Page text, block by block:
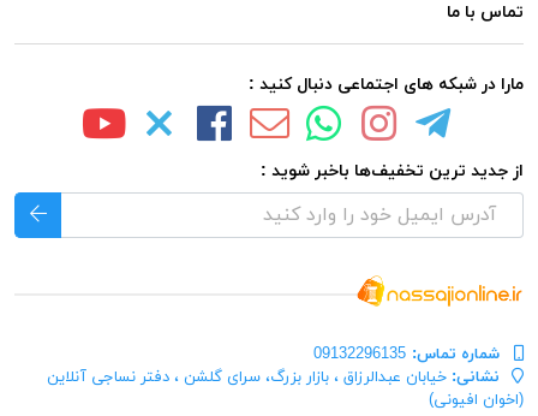
تماس با ما
مارا در شبکه های اجتماعی دنبال کنید :
از جدید ترین تخفیف‌ها باخبر شوید :
شماره تماس‌: 09132296135
نشانی: خیابان عبدالرزاق ، بازار بزرگ، سرای گلشن ، دفتر نساجی آنلاین
(اخوان افیونی)